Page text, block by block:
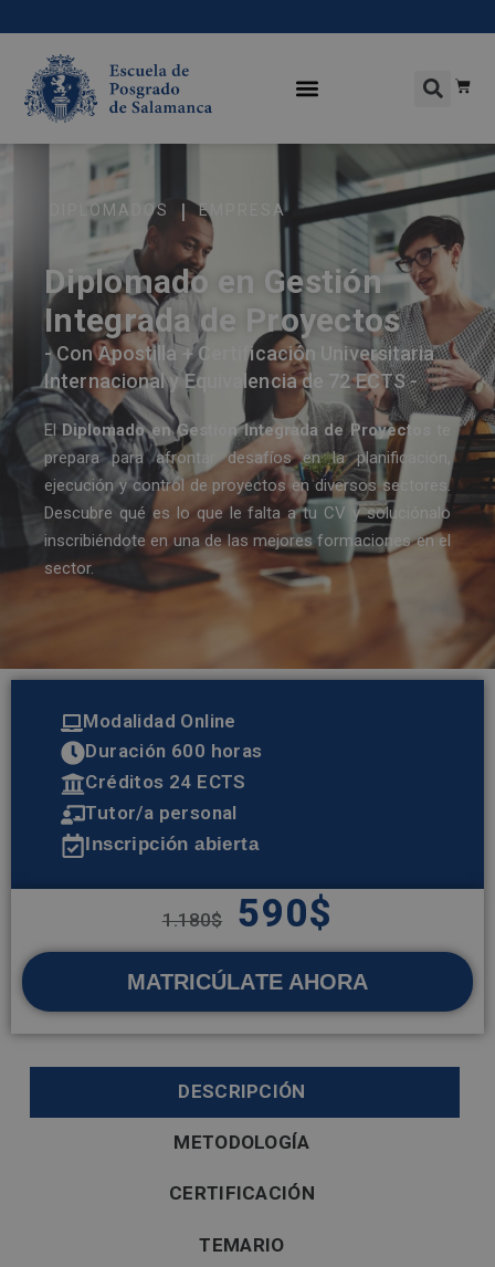
DIPLOMADOS | EMPRESA
Diplomado en Gestión
Integrada de Proyectos
- Con Apostilla + Certificación Universitaria
Internacional y Equivalencia de 72 ECTS -
ElDiplomado en Gestión Integrada de Proyectos
prepara para afrontar desafíos en la planificación,
ejecución y control de proyectos en diversos sectores.
Descubre qué es lo que le falta a tu CV y soluciónalo
inscribiéndote en una de las mejores formaciones en el
sector.
Modalidad Online
Duración 600 horas
Créditos 24 ECTS
Tutor/a personal
Inscripción abierta
1.180$ 590$
MATRICÚLATE AHORA
DESCRIPCIÓN
METODOLOGÍA
CERTIFICACIÓN
TEMARIO